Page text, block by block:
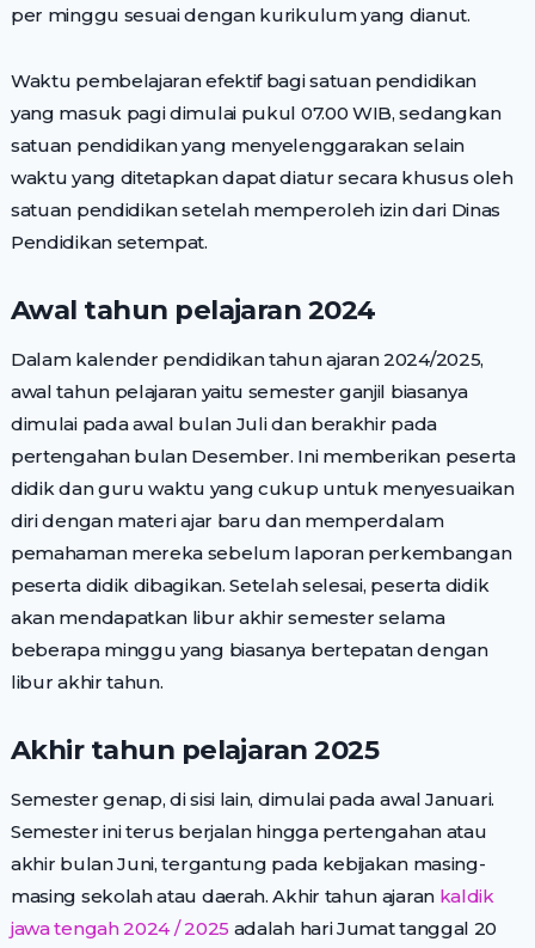
per minggu sesuai dengan kurikulum yang dianut.
Waktu pembelajaran efektif bagi satuan pendidikan
yang masuk pagi dimulai pukul 07.00 WIB, sedangkan
satuan pendidikan yang menyelenggarakan selain
waktu yang ditetapkan dapat diatur secara khusus oleh
satuan pendidikan setelah memperoleh izin dari Dinas
Pendidikan setempat.
Awal tahun pelajaran 2024
Dalam kalender pendidikan tahun ajaran 2024/2025,
awal tahun pelajaran yaitu semester ganjil biasanya
dimulai pada awal bulan Juli dan berakhir pada
pertengahan bulan Desember. Ini memberikan peserta
didik dan guru waktu yang cukup untuk menyesuaikan
diri dengan materi ajar baru dan memperdalam
pemahaman mereka sebelum laporan perkembangan
peserta didik dibagikan. Setelah selesai, peserta didik
akan mendapatkan libur akhir semester selama
beberapa minggu yang biasanya bertepatan dengan
libur akhir tahun.
Akhir tahun pelajaran 2025
Semester genap, di sisi lain, dimulai pada awal Januari.
Semester ini terus berjalan hingga pertengahan atau
akhir bulan Juni, tergantung pada kebijakan masing-
masing sekolah atau daerah. Akhir tahun ajaran kaldik
jawa tengah 2024 / 2025 adalah hari Jumat tanggal 20